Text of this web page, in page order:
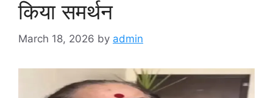
किया समर्थन
March 18, 2026 by admin